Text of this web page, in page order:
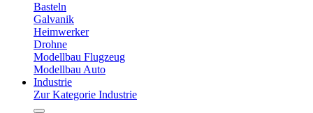
Basteln
Galvanik
Heimwerker
Drohne
Modellbau Flugzeug
Modellbau Auto
Industrie
Zur Kategorie Industrie